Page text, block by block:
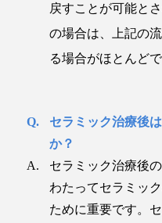
戻すことが可能と
の場合は、上記の
る場合がほとんどで
セラミック治療後
か？
セラミック治療後
わたってセラミッ
ために重要です。